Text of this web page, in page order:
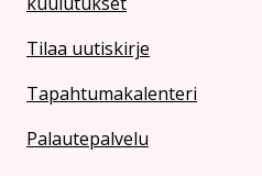
Tilaa uutiskirje
Tapahtumakalenteri
Palautepalvelu